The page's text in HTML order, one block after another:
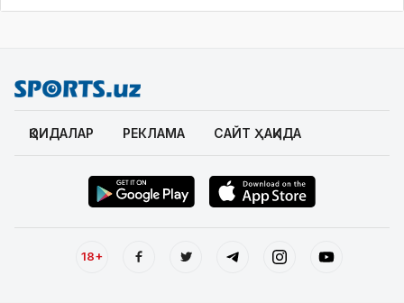
ҚОИДАЛАР РЕКЛАМА САЙТ ҲАҚИДА
18+